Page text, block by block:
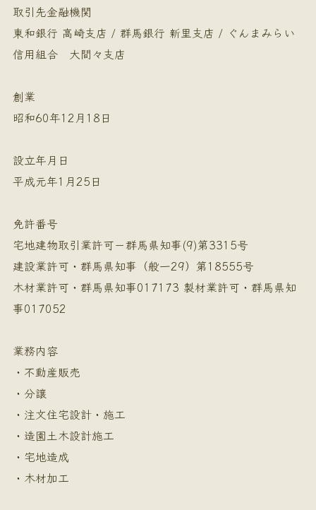
取引先金融機関
東和銀行 高崎支店 / 群馬銀行 新里支店 / ぐんまみらい
信用組合 大間々支店
創業
昭和60年12月18日
設立年月日
平成元年1月25日
免許番号
宅地建物取引業許可－群馬県知事(9)第3315号
建設業許可・群馬県知事（般一29）第18555号
木材業許可・群馬県知事017173 製材業許可・群馬県知
事017052
業務内容
・不動産販売
・分譲
・注文住宅設計・施工
・造園土木設計施工
・宅地造成
・木材加工